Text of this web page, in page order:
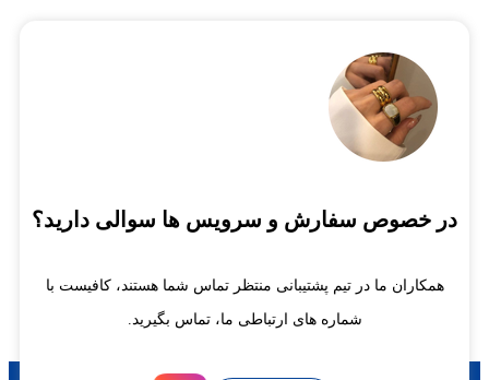
در خصوص سفارش و سرویس ها سوالی دارید؟
همکاران ما در تیم پشتیبانی منتظر تماس شما هستند، کافیست با
شماره های ارتباطی ما، تماس بگیرید.